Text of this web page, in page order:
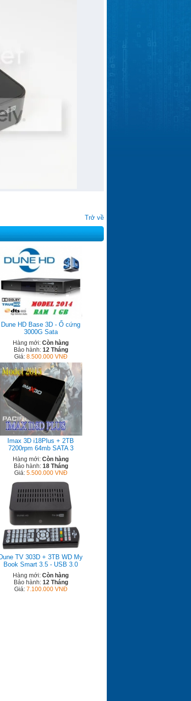
Trở về
Dune HD Base 3D - Ổ cứng
3000G Sata
Hàng mới: Còn hàng
Bảo hành: 12 Tháng
Giá: 8.500.000 VNĐ
Imax 3D i18Plus + 2TB
7200rpm 64mb SATA 3
Hàng mới: Còn hàng
Bảo hành: 18 Tháng
Giá: 5.500.000 VNĐ
Dune TV 303D + 3TB WD My
Book Smart 3.5 - USB 3.0
Hàng mới: Còn hàng
Bảo hành: 12 Tháng
Giá: 7.100.000 VNĐ